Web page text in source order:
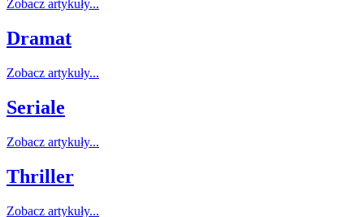
Zobacz artykuły...
Dramat
Zobacz artykuły...
Seriale
Zobacz artykuły...
Thriller
Zobacz artykuły...